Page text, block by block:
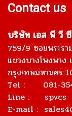
Contact us
บริษัท เอส พี วี
759/9 ซอยพระร
แขวงบางโพงพาง
กรุงเทพมหานคร
Tel : 081-
Line : spvcs
E-mail :